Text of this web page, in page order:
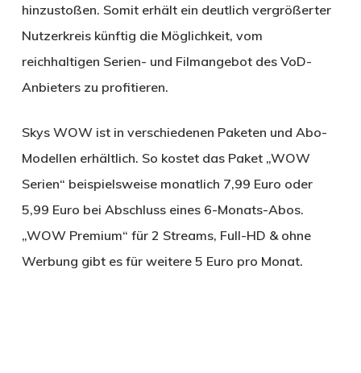
hinzustoßen. Somit erhält ein deutlich vergrößerter
Nutzerkreis künftig die Möglichkeit, vom
reichhaltigen Serien- und Filmangebot des VoD-
Anbieters zu profitieren.
Skys WOW ist in verschiedenen Paketen und Abo-
Modellen erhältlich. So kostet das Paket „WOW
Serien“ beispielsweise monatlich 7,99 Euro oder
5,99 Euro bei Abschluss eines 6-Monats-Abos.
„WOW Premium“ für 2 Streams, Full-HD & ohne
Werbung gibt es für weitere 5 Euro pro Monat.